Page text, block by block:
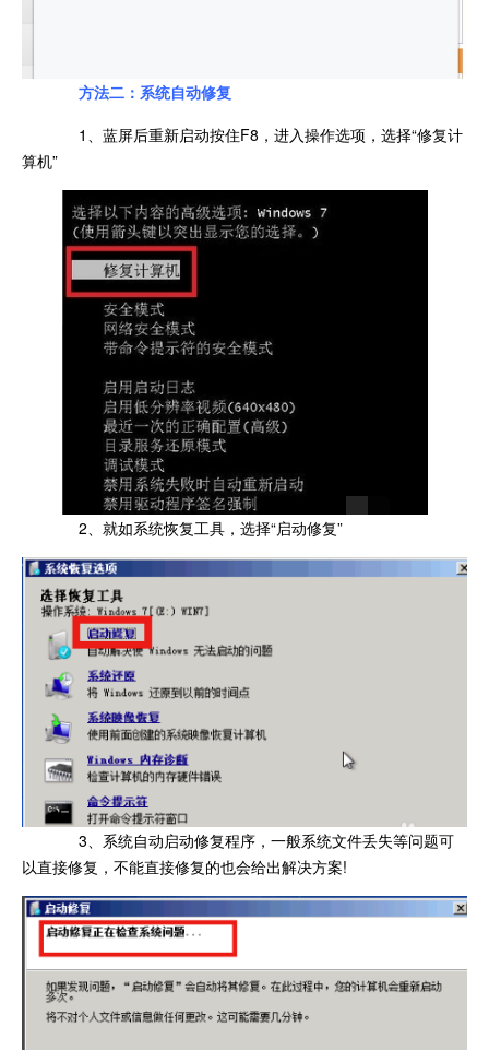
方法二：系统自动修复
1、蓝屏后重新启动按住F8，进入操作选项，选择“修复计
算机”
2、就如系统恢复工具，选择“启动修复”
3、系统自动启动修复程序，一般系统文件丢失等问题可
以直接修复，不能直接修复的也会给出解决方案!